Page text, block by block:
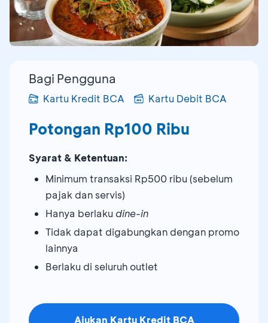
Bagi Pengguna
Kartu Kredit BCA Kartu Debit BCA
Potongan Rp100 Ribu
Syarat & Ketentuan:
Minimum transaksi Rp500 ribu (sebelum
pajak dan servis)
Hanya berlaku dine-in
Tidak dapat digabungkan dengan promo
lainnya
Berlaku di seluruh outlet
Ajukan Kartu Kredit BCA